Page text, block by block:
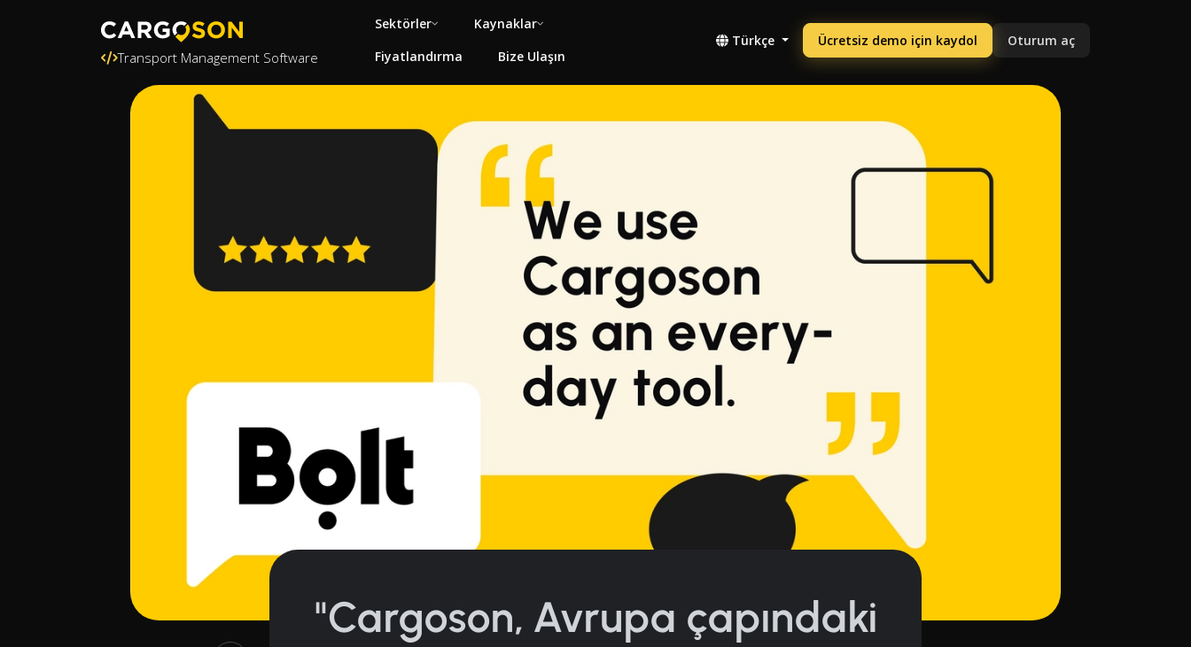
Transport Management Software
Sektörler
Kaynaklar
Fiyatlandırma
Bize Ulaşın
Türkçe Ücretsiz demo için kaydol Oturum aç
"Cargoson, Avrupa çapındaki